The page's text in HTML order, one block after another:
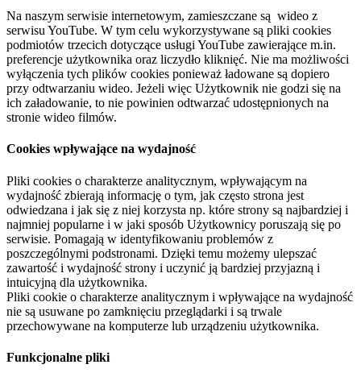
Na naszym serwisie internetowym, zamieszczane są wideo z
serwisu YouTube. W tym celu wykorzystywane są pliki cookies
podmiotów trzecich dotyczące usługi YouTube zawierające m.in.
preferencje użytkownika oraz liczydło kliknięć. Nie ma możliwości
wyłączenia tych plików cookies ponieważ ładowane są dopiero
przy odtwarzaniu wideo. Jeżeli więc Użytkownik nie godzi się na
ich załadowanie, to nie powinien odtwarzać udostępnionych na
stronie wideo filmów.
Cookies wpływające na wydajność
Pliki cookies o charakterze analitycznym, wpływającym na
wydajność zbierają informację o tym, jak często strona jest
odwiedzana i jak się z niej korzysta np. które strony są najbardziej i
najmniej popularne i w jaki sposób Użytkownicy poruszają się po
serwisie. Pomagają w identyfikowaniu problemów z
poszczególnymi podstronami. Dzięki temu możemy ulepszać
zawartość i wydajność strony i uczynić ją bardziej przyjazną i
intuicyjną dla użytkownika.
Pliki cookie o charakterze analitycznym i wpływające na wydajność
nie są usuwane po zamknięciu przeglądarki i są trwale
przechowywane na komputerze lub urządzeniu użytkownika.
Funkcjonalne pliki